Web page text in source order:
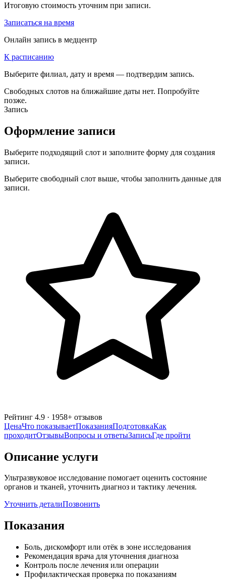
Итоговую стоимость уточним при записи.
Записаться на время
Онлайн запись в медцентр
К расписанию
Выберите филиал, дату и время — подтвердим запись.
Свободных слотов на ближайшие даты нет. Попробуйте
позже.
Запись
Оформление записи
Выберите подходящий слот и заполните форму для создания
записи.
Выберите свободный слот выше, чтобы заполнить данные для
записи.
Рейтинг 4.9 · 1958+ отзывов
ЦенаЧто показываетПоказанияПодготовкаКак
проходитОтзывыВопросы и ответыЗаписьГде пройти
Описание услуги
Ультразвуковое исследование помогает оценить состояние
органов и тканей, уточнить диагноз и тактику лечения.
Уточнить деталиПозвонить
Показания
Боль, дискомфорт или отёк в зоне исследования
Рекомендация врача для уточнения диагноза
Контроль после лечения или операции
Профилактическая проверка по показаниям